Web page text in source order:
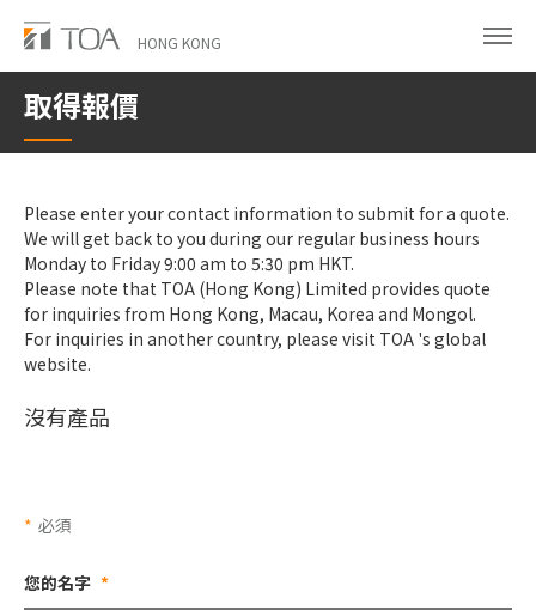
Skip
main
content
HONG KONG
取得報價
Please enter your contact information to submit for a quote.
We will get back to you during our regular business hours
Monday to Friday 9:00 am to 5:30 pm HKT.
Please note that TOA (Hong Kong) Limited provides quote
for inquiries from Hong Kong, Macau, Korea and Mongol.
For inquiries in another country, please visit TOA 's global
website.
沒有產品
* 必須
您的名字